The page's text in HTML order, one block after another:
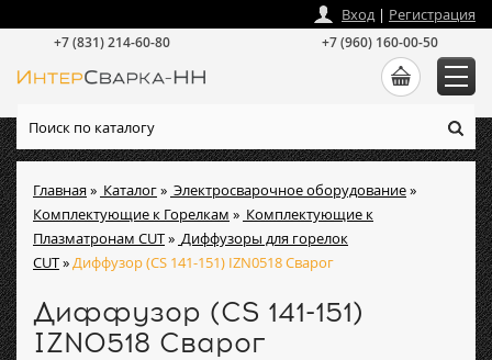
Главная» Каталог» Электросварочное оборудование»
Комплектующие к Горелкам » Комплектующие к
Плазматронам CUT» Диффузоры для горелок
CUT»Диффузор (CS 141-151) IZN0518 Сварог
Диффузор (CS 141-151)
IZN0518 Сварог
Вход| Регистрация
+7 (831) 214-60-80 +7 (960) 160-00-50